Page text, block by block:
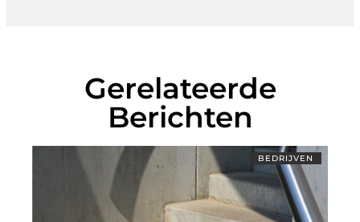
Gerelateerde
Berichten
BEDRIJVEN